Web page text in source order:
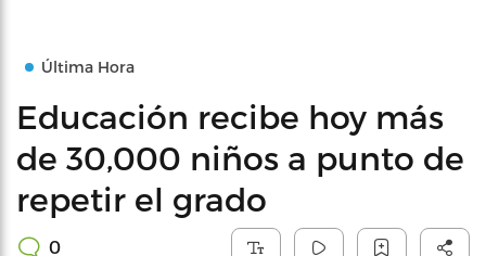
Última Hora
Educación recibe hoy más
de 30,000 niños a punto de
repetir el grado
0